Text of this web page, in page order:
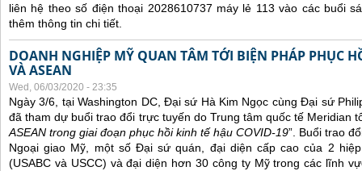
liên hệ theo số điện thoại 2028610737 máy lẻ 113 vào các buổi
thêm thông tin chi tiết.
DOANH NGHIỆP MỸ QUAN TÂM TỚI BIỆN PHÁP PHỤC
VÀ ASEAN
Wed, 06/03/2020 - 23:35
Ngày 3/6, tại Washington DC, Đại sứ Hà Kim Ngọc cùng Đại sứ
đã tham dự buổi trao đổi trực tuyến do Trung tâm quốc tế Meridian
ASEAN trong giai đoạn phục hồi kinh tế hậu COVID-19”. Buổi trao
Ngoại giao Mỹ, một số Đại sứ quán, đại diện cấp cao của 2
(USABC và USCC) và đại diện hơn 30 công ty Mỹ trong các lĩnh